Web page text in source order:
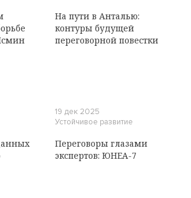
На пути в Анталью:
контуры будущей
переговорной повестки
19 дек 2025
Устойчивое развитие
Переговоры глазами
экспертов: ЮНЕА-7